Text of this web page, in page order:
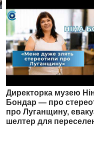
Директорка музею
Бондар — про
про Луганщину,
шелтер для